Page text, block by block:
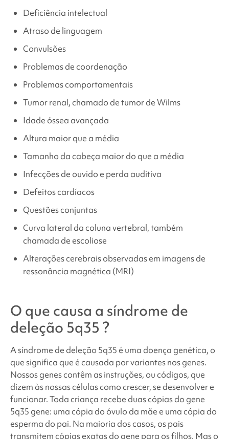
Deficiência intelectual
Atraso de linguagem
Convulsões
Problemas de coordenação
Problemas comportamentais
Tumor renal, chamado de tumor de Wilms
Idade óssea avançada
Altura maior que a média
Tamanho da cabeça maior do que a média
Infecções de ouvido e perda auditiva
Defeitos cardíacos
Questões conjuntas
Curva lateral da coluna vertebral, também
chamada de escoliose
Alterações cerebrais observadas em imagens de
ressonância magnética (MRI)
O que causa a síndrome de
deleção 5q35 ?
A síndrome de deleção 5q35é uma doença genética, o
que significa que é causada por variantes nos genes.
Nossos genes contêm as instruções, ou códigos, que
dizem às nossas células como crescer, se desenvolver e
funcionar. Toda criança recebe duas cópias do gene
5q35 gene: uma cópia do óvulo da mãe e uma cópia do
esperma do pai. Na maioria dos casos, os pais
transmitem cópias exatas do gene para os filhos. Mas o